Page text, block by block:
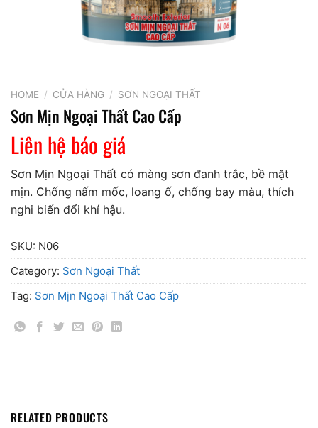
HOME / CỬA HÀNG / SƠN NGOẠI THẤT
Sơn Mịn Ngoại Thất Cao Cấp
Liên hệ báo giá
Sơn Mịn Ngoại Thất có màng sơn đanh trắc, bề mặt
mịn. Chống nấm mốc, loang ố, chống bay màu, thích
nghi biến đổi khí hậu.
SKU: N06
Category: Sơn Ngoại Thất
Tag: Sơn Mịn Ngoại Thất Cao Cấp
RELATED PRODUCTS